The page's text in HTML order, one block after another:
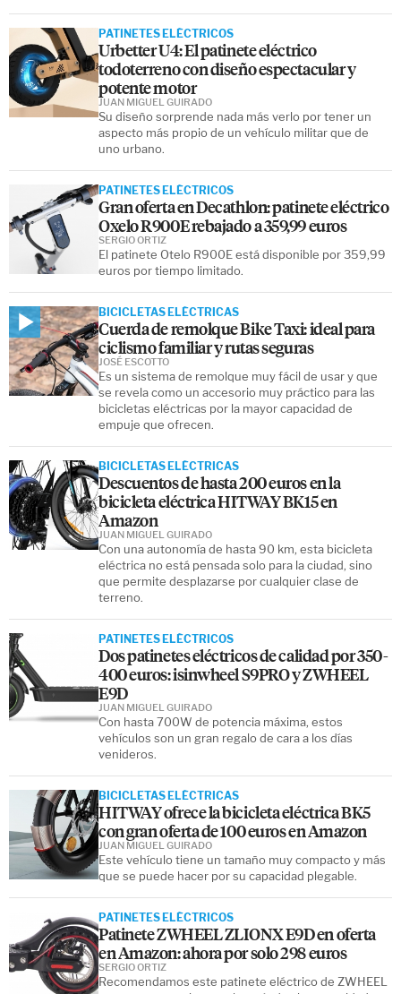
PATINETES ELÉCTRICOS
Urbetter U4: El patinete eléctrico
todoterreno con diseño espectacular y
potente motor
Su diseño sorprende nada más verlo por tener un
aspecto más propio de un vehículo militar que de
uno urbano.
JUAN MIGUEL GUIRADO
PATINETES ELÉCTRICOS
Gran oferta en Decathlon: patinete eléctrico
Oxelo R900E rebajado a 359,99 euros
El patinete Otelo R900E está disponible por 359,99
euros por tiempo limitado.
SERGIO ORTIZ
BICICLETAS ELÉCTRICAS
Cuerda de remolque Bike Taxi: ideal para
ciclismo familiar y rutas seguras
Es un sistema de remolque muy fácil de usar y que
se revela como un accesorio muy práctico para las
bicicletas eléctricas por la mayor capacidad de
empuje que ofrecen.
JOSÉ ESCOTTO
BICICLETAS ELÉCTRICAS
Descuentos de hasta 200 euros en la
bicicleta eléctrica HITWAY BK15 en
Amazon
Con una autonomía de hasta 90 km, esta bicicleta
eléctrica no está pensada solo para la ciudad, sino
que permite desplazarse por cualquier clase de
terreno.
JUAN MIGUEL GUIRADO
PATINETES ELÉCTRICOS
Dos patinetes eléctricos de calidad por 350-
400 euros: isinwheel S9PRO y ZWHEEL
E9D
Con hasta 700W de potencia máxima, estos
vehículos son un gran regalo de cara a los días
venideros.
JUAN MIGUEL GUIRADO
BICICLETAS ELÉCTRICAS
HITWAY ofrece la bicicleta eléctrica BK5
con gran oferta de 100 euros en Amazon
Este vehículo tiene un tamaño muy compacto y más
que se puede hacer por su capacidad plegable.
JUAN MIGUEL GUIRADO
PATINETES ELÉCTRICOS
Patinete ZWHEEL ZLIONX E9D en oferta
en Amazon: ahora por solo 298 euros
Recomendamos este patinete eléctrico de ZWHEEL
SERGIO ORTIZ